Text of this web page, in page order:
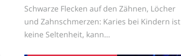
Schwarze Flecken auf den Zähnen, Löcher
und Zahnschmerzen: Karies bei Kindern ist
keine Seltenheit, kann…